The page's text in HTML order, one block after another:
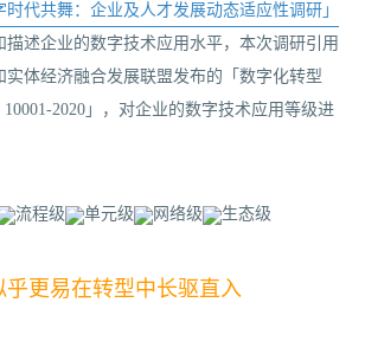
时代共舞：企业及人才发展动态适应性调研」
描述企业的数字技术应用水平，本次调研引用
实体经济融合发展联盟发布的「数字化转型
2020」，对企业的数字技术应用等级进
乎更易在转型中长驱直入